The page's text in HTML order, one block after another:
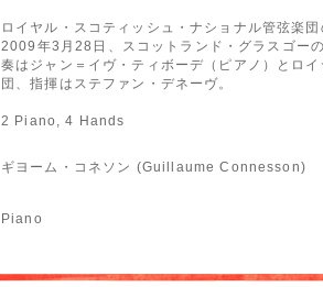
ロイヤル・スコティッシュ・ナショナル管弦楽団
2009年3月28日、スコットランド・グラスゴー
奏はジャン＝イヴ・ティボーデ（ピアノ）とロ
団、指揮はステファン・デネーヴ。
2 Piano, 4 Hands
ギヨーム・コネソン (Guillaume Connesson)
Piano